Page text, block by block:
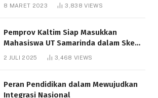
8 MARET 2023 3,838VIEWS
Pemprov Kaltim Siap Masukkan
Mahasiswa UT Samarinda dalam Skema
Bantuan Pendidikan Gratispol
2 JULI 2025 3,468 VIEWS
Peran Pendidikan dalam Mewujudkan
Integrasi Nasional